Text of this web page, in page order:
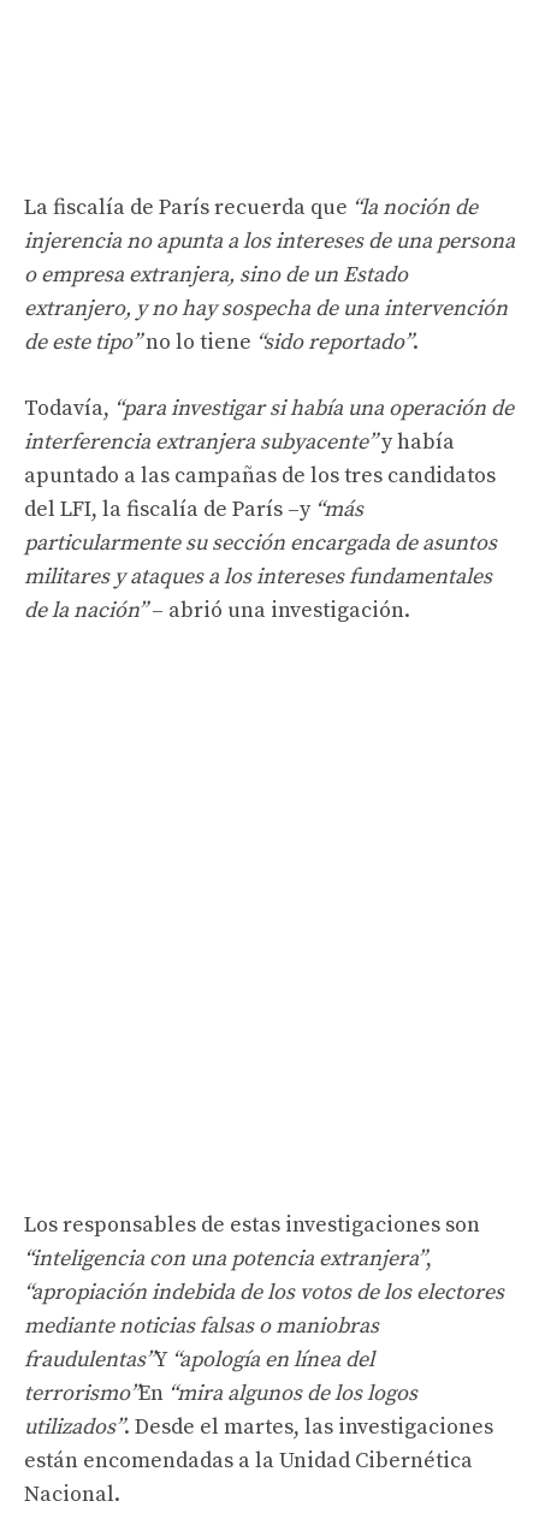
La fiscalía de París recuerda que “la noción de
injerencia no apunta a los intereses de una persona
o empresa extranjera, sino de un Estado
extranjero, y no hay sospecha de una intervención
de este tipo”no lo tiene “sido reportado”.
Todavía, “para investigar si había una operación de
interferencia extranjera subyacente”y había
apuntado a las campañas de los tres candidatos
del LFI, la fiscalía de París –y “más
particularmente su sección encargada de asuntos
militares y ataques a los intereses fundamentales
de la nación”– abrió una investigación.
Los responsables de estas investigaciones son
“inteligencia con una potencia extranjera”,
“apropiación indebida de los votos de los electores
mediante noticias falsas o maniobras
fraudulentas”Y “apología en línea del
terrorismo”En “mira algunos de los logos
utilizados”. Desde el martes, las investigaciones
están encomendadas a la Unidad Cibernética
Nacional.